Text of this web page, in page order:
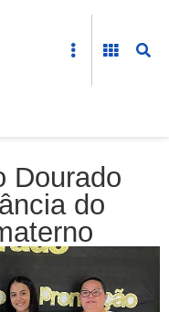
Dourado
do